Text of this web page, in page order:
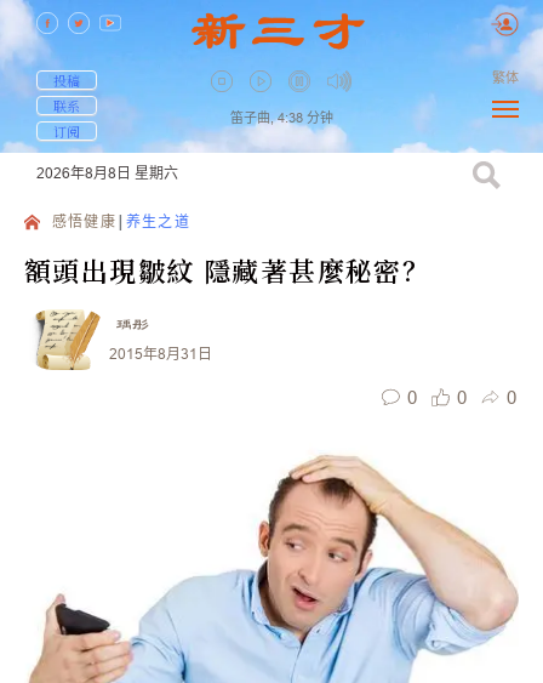
投稿
联系
订阅
笛子曲, 4:38 分钟
繁体
2026年8月8日 星期六
感悟健康 养生之道
額頭出現皺紋 隱藏著甚麼秘密？
瑀彤
2015年8月31日
0 0 0